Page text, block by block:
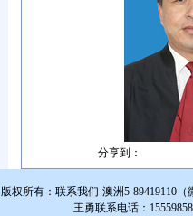
分享到：
版权所有：联系我们-澳洲5-89419110
王勇联系电话：